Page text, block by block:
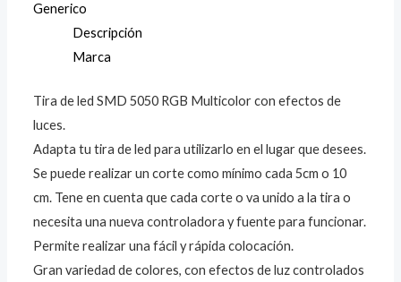
Generico
Descripción
Marca
Tira de led SMD 5050 RGB Multicolor con efectos de
luces.
Adapta tu tira de led para utilizarlo en el lugar que desees.
Se puede realizar un corte como mínimo cada 5cm o 10
cm. Tene en cuenta que cada corte o va unido a la tira o
necesita una nueva controladora y fuente para funcionar.
Permite realizar una fácil y rápida colocación.
Gran variedad de colores, con efectos de luz controlados